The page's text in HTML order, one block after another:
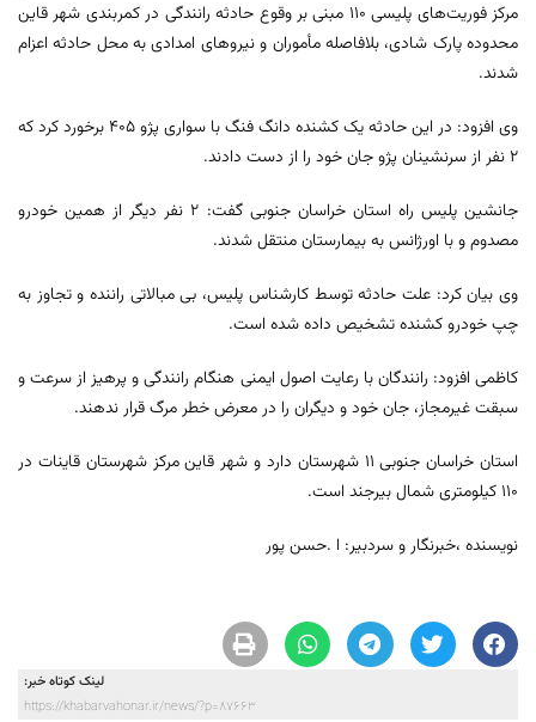
مرکز فوریت‌های پلیسی ۱۱۰ مبنی بر وقوع حادثه رانندگی در کمربندی شهر قاین
محدوده پارک شادی، بلافاصله مأموران و نیروهای امدادی به محل حادثه اعزام
شدند.
وی افزود: در این حادثه یک کشنده دانگ فنگ با سواری پژو ۴۰۵ برخورد کرد که
۲ نفر از سرنشینان پژو جان خود را از دست دادند.
جانشین پلیس راه استان خراسان جنوبی گفت: ۲ نفر دیگر از همین خودرو
مصدوم و با اورژانس به بیمارستان منتقل شدند.
وی بیان کرد: علت حادثه توسط کارشناس پلیس، بی مبالاتی راننده و تجاوز به
چپ خودرو کشنده تشخیص داده شده است.
کاظمی افزود: رانندگان با رعایت اصول ایمنی هنگام رانندگی و پرهیز از سرعت و
سبقت غیرمجاز، جان خود و دیگران را در معرض خطر مرگ قرار ندهند.
استان خراسان جنوبی ۱۱ شهرستان دارد و شهر قاین مرکز شهرستان قاینات در
۱۱۰ کیلومتری شمال بیرجند است.
نویسنده ،خبرنگار و سردبیر: ا .حسن پور
لینک کوتاه خبر:
https://khabarvahonar.ir/news/?p=87663